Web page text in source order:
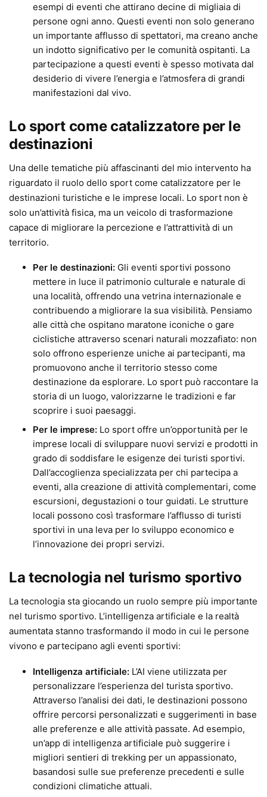
esempi di eventi che attirano decine di migliaia di
persone ogni anno. Questi eventi non solo generano
un importante afflusso di spettatori, ma creano anche
un indotto significativo per le comunità ospitanti. La
partecipazione a questi eventi è spesso motivata dal
desiderio di vivere l’energia e l’atmosfera di grandi
manifestazioni dal vivo.
Lo sport come catalizzatore per le
destinazioni
Una delle tematiche più affascinanti del mio intervento ha
riguardato il ruolo dello sport come catalizzatore per le
destinazioni turistiche e le imprese locali. Lo sport non è
solo un’attività fisica, ma un veicolo di trasformazione
capace di migliorare la percezione e l’attrattività di un
territorio.
Per le destinazioni: Gli eventi sportivi possono
mettere in luce il patrimonio culturale e naturale di
una località, offrendo una vetrina internazionale e
contribuendo a migliorare la sua visibilità. Pensiamo
alle città che ospitano maratone iconiche o gare
ciclistiche attraverso scenari naturali mozzafiato: non
solo offrono esperienze uniche ai partecipanti, ma
promuovono anche il territorio stesso come
destinazione da esplorare. Lo sport può raccontare la
storia di un luogo, valorizzarne le tradizioni e far
scoprire i suoi paesaggi.
Per le imprese: Lo sport offre un’opportunità per le
imprese locali di sviluppare nuovi servizi e prodotti in
grado di soddisfare le esigenze dei turisti sportivi.
Dall’accoglienza specializzata per chi partecipa a
eventi, alla creazione di attività complementari, come
escursioni, degustazioni o tour guidati. Le strutture
locali possono così trasformare l’afflusso di turisti
sportivi in una leva per lo sviluppo economico e
l’innovazione dei propri servizi.
La tecnologia nel turismo sportivo
La tecnologia sta giocando un ruolo sempre più importante
nel turismo sportivo. L’intelligenza artificiale e la realtà
aumentata stanno trasformando il modo in cui le persone
vivono e partecipano agli eventi sportivi:
Intelligenza artificiale: L’AI viene utilizzata per
personalizzare l’esperienza del turista sportivo.
Attraverso l’analisi dei dati, le destinazioni possono
offrire percorsi personalizzati e suggerimenti in base
alle preferenze e alle attività passate. Ad esempio,
un’app di intelligenza artificiale può suggerire i
migliori sentieri di trekking per un appassionato,
basandosi sulle sue preferenze precedenti e sulle
condizioni climatiche attuali.